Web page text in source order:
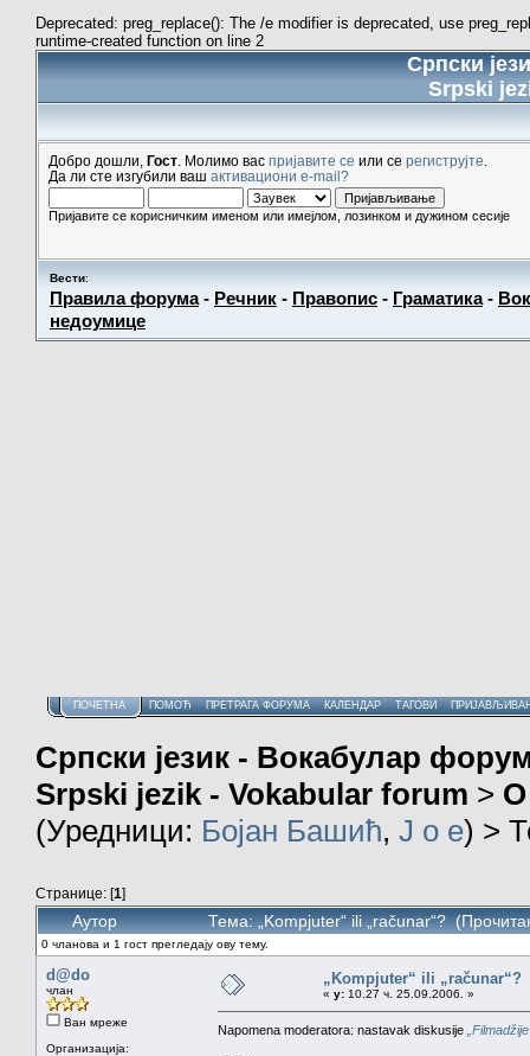
Deprecated: preg_replace(): The /e modifier is deprecated, use
runtime-created function on line 2
Српски
Srpski
Добро дошли, Гост . Молимо вас пријавите се или се региструјте
Да ли сте изгубили ваш активациони e-mail?
Пријавите се корисничким именом или имејлом, лозинком и дужином сесије
Вести:
Правила форума- Речник - Правопис - Граматика-
недоумице
ПОЧЕТНА ПОМОЋ ПРЕТРАГА ФОРУМА КАЛЕНДАР ТАГОВИ
Српски језик - Вокабулар
Srpski jezik - Vokabular forum > О
(Уредници: Бојан Башић, J o e) >
Странице: [1]
Аутор Тема: „Kompjuter“ ili „računar“?
0 чланова и 1 гост прегледају ову тему.
d@do
члан
Ван мреже
Организација:
„Kompjuter“ ili „računar“?
« у: 10.27 ч. 25.09.2006. »
Napomena moderatora: nastavak diskusije